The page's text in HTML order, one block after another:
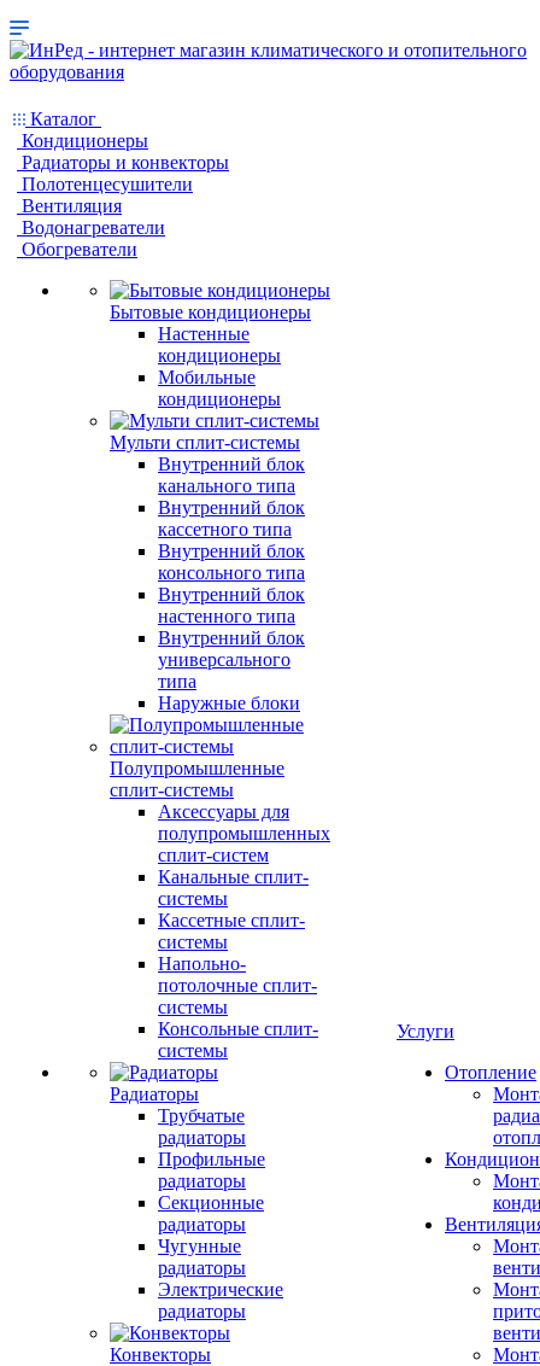
Каталог
Кондиционеры
Радиаторы и конвекторы
Полотенцесушители
Вентиляция
Водонагреватели
Обогреватели
Бытовые кондиционеры
Настенные
кондиционеры
Мобильные
кондиционеры
Мульти сплит-системы
Внутренний блок
канального типа
Внутренний блок
кассетного типа
Внутренний блок
консольного типа
Внутренний блок
настенного типа
Внутренний блок
универсального
типа
Наружные блоки
Полупромышленные
сплит-системы
Аксессуары для
полупромышленных
сплит-систем
Канальные сплит-
системы
Кассетные сплит-
системы
Напольно-
потолочные сплит-
системы
Консольные сплит-
системы
Радиаторы
Трубчатые
радиаторы
Профильные
радиаторы
Секционные
радиаторы
Чугунные
радиаторы
Электрические
радиаторы
Конвекторы
Услуги
Отопление